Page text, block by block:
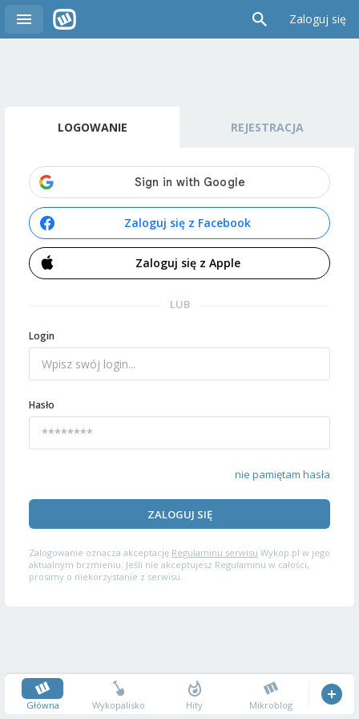
Zaloguj się
LOGOWANIE REJESTRACJA
Zaloguj się z Facebook
Zaloguj się z Apple
LUB
Login
Hasło
nie pamiętam hasła
ZALOGUJ SIĘ
Zalogowanie oznacza akceptację Regulaminu serwisu Wykop.pl w jego
aktualnym brzmieniu. Jeśli nie akceptujesz Regulaminu w całości,
prosimy o niekorzystanie z serwisu.
Główna Wykopalisko Hity Mikroblog